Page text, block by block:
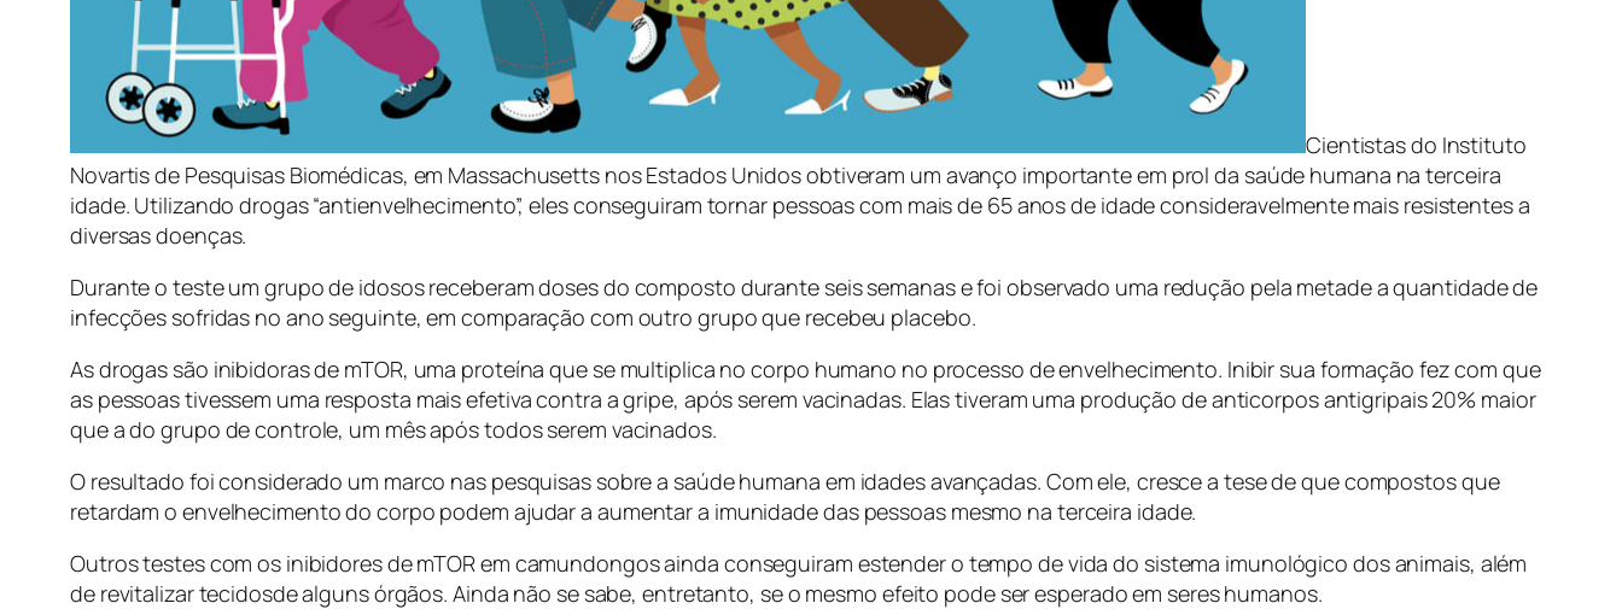
Cientistas do Instituto
Novartis de Pesquisas Biomédicas, em Massachusetts nos Estados Unidos obtiveram um avanço importante em prol da saúde humana na terceira
idade. Utilizando drogas “antienvelhecimento”, eles conseguiram tornar pessoas com mais de 65 anos de idade consideravelmente mais resistentes a
diversas doenças.
Durante o teste um grupo de idosos receberam doses do composto durante seis semanas e foi observado uma redução pela metade a quantidade de
infecções sofridas no ano seguinte, em comparação com outro grupo que recebeu placebo.
As drogas são inibidoras de mTOR, uma proteína que se multiplica no corpo humano no processo de envelhecimento. Inibir sua formação fez com que
as pessoas tivessem uma resposta mais efetiva contra a gripe, após serem vacinadas. Elas tiveram uma produção de anticorpos antigripais 20% maior
que a do grupo de controle, um mês após todos serem vacinados.
O resultado foi considerado um marco nas pesquisas sobre a saúde humana em idades avançadas. Com ele, cresce a tese de que compostos que
retardam o envelhecimento do corpo podem ajudar a aumentar a imunidade das pessoas mesmo na terceira idade.
Outros testes com os inibidores de mTOR em camundongos ainda conseguiram estender o tempo de vida do sistema imunológico dos animais, além
de revitalizar tecidosde alguns órgãos. Ainda não se sabe, entretanto, se o mesmo efeito pode ser esperado em seres humanos.